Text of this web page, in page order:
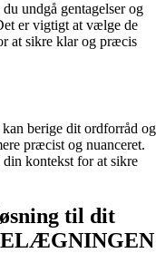
undgå gentagelser og
er vigtigt at vælge de
at sikre klar og præcis
berige dit ordforråd og
præcist og nuanceret.
kontekst for at sikre
til dit